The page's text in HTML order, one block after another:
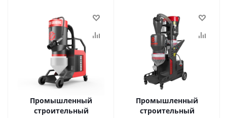
Промышленный
строительный
Промышленный
строительный